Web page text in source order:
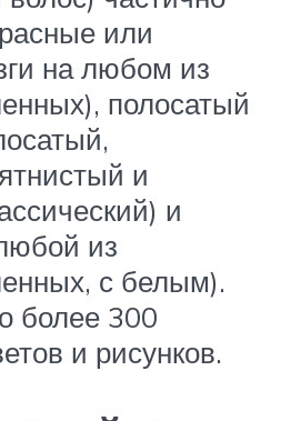
или
на любом из
полосатый
и
и
из
с белым).
более 300
и рисунков.